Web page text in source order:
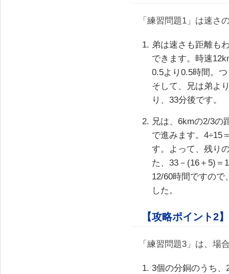
「練習問題1」は速さ
弟は速さも距離も
できます。時速
0.5より0.5時間。
そして、兄は弟よ
り、33分後です。
兄は、6kmの2/3の
で進みます。4÷15
す。よって、残り
た、33－(16＋5)＝
12/60時間ですので
した。
【攻略ポイント2】
「練習問題3」は、場
3個の分銅のうち